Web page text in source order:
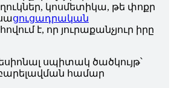
կոսմետիկա, թե փոքր
ցուցադրական
է, որ յուրաքանչյուր իրը
սպիտակ ծածկույթ՝
համար